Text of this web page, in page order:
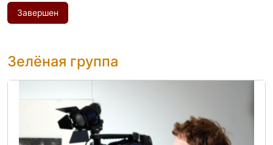
Завершен
Зелёная группа